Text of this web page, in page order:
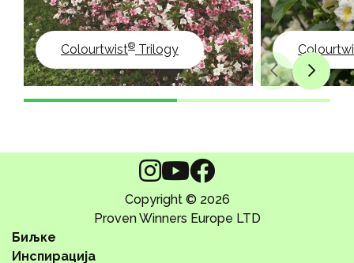
Colourtwist® Trilogy
Copyright © 2026
Proven Winners Europe LTD
Биљке
Инспирација